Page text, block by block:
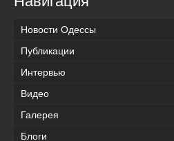
Новости Одессы
Публикации
Интервью
Видео
Галерея
Блоги